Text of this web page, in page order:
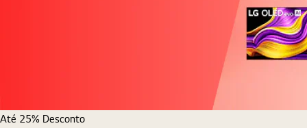
Até 25% Desconto